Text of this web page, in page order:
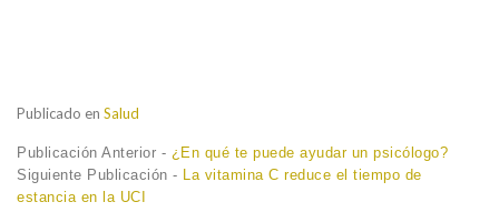
Publicado en Salud
Navegación
de
Publicación Anterior - Previous
post:
¿En qué te puede ayudar un psicólogo?
Siguiente Publicación - Next
La vitamina C reduce el tiempo de
estancia en la UCI